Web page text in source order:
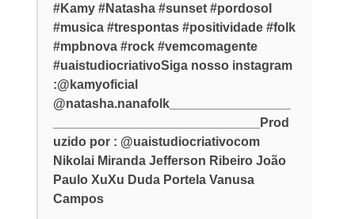
#Kamy #Natasha #sunset #pordosol
#musica #trespontas #positividade #folk
#mpbnova #rock #vemcomagente
#uaistudiocriativoSiga nosso instagram
:@kamyoficial
@natasha.nanafolk_________________
_____________________________Prod
uzido por : @uaistudiocriativocom
Nikolai Miranda Jefferson Ribeiro João
Paulo XuXu Duda Portela Vanusa
Campos